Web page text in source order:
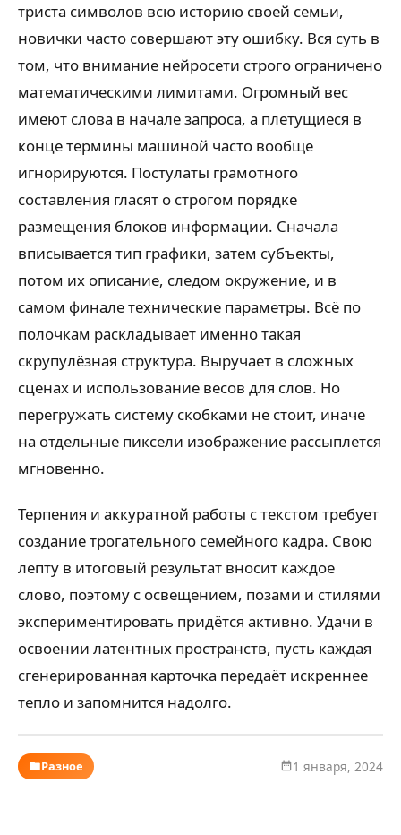
триста символов всю историю своей семьи,
новички часто совершают эту ошибку. Вся суть в
том, что внимание нейросети строго ограничено
математическими лимитами. Огромный вес
имеют слова в начале запроса, а плетущиеся в
конце термины машиной часто вообще
игнорируются. Постулаты грамотного
составления гласят о строгом порядке
размещения блоков информации. Сначала
вписывается тип графики, затем субъекты,
потом их описание, следом окружение, и в
самом финале технические параметры. Всё по
полочкам раскладывает именно такая
скрупулёзная структура. Выручает в сложных
сценах и использование весов для слов. Но
перегружать систему скобками не стоит, иначе
на отдельные пиксели изображение рассыплется
мгновенно.
Терпения и аккуратной работы с текстом требует
создание трогательного семейного кадра. Свою
лепту в итоговый результат вносит каждое
слово, поэтому с освещением, позами и стилями
экспериментировать придётся активно. Удачи в
освоении латентных пространств, пусть каждая
сгенерированная карточка передаёт искреннее
тепло и запомнится надолго.
Разное 1 января, 2024